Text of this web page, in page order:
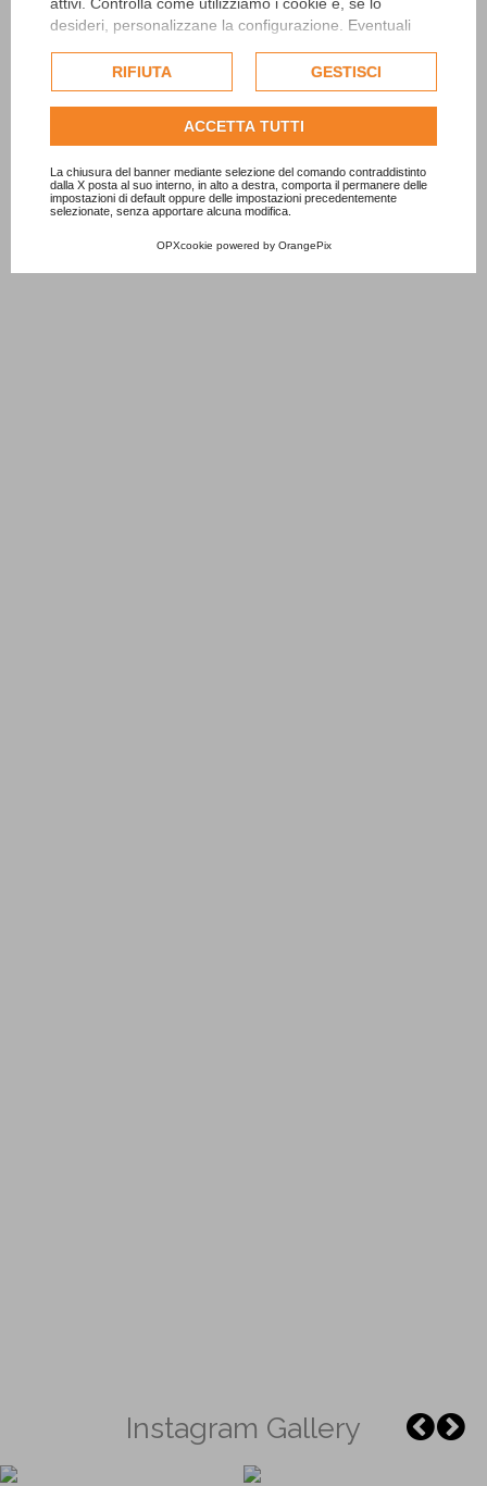
desideri, personalizzane la configurazione. Eventuali
esclusivamente previa acquisizione del consenso
dell'utente.
Consulta l'informativa cookie completa.
RIFIUTA GESTISCI
ACCETTA TUTTI
La chiusura del banner mediante selezione del comando contraddistinto
dalla X posta al suo interno, in alto a destra, comporta il permanere delle
impostazioni di default oppure delle impostazioni precedentemente
selezionate, senza apportare alcuna modifica.
OPXcookie powered by OrangePix
Instagram Gallery